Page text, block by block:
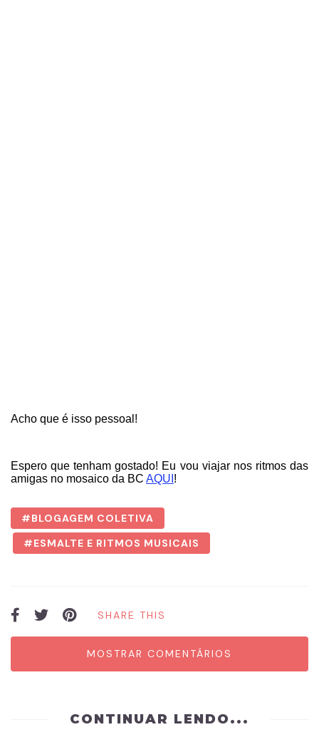
Acho que é isso pessoal!
Espero que tenham gostado! Eu vou viajar nos ritmos das
amigas no mosaico da BC AQUI !
BLOGAGEM COLETIVA
ESMALTE E RITMOS MUSICAIS
SHARE THIS
MOSTRAR COMENTÁRIOS
CONTINUAR LENDO...